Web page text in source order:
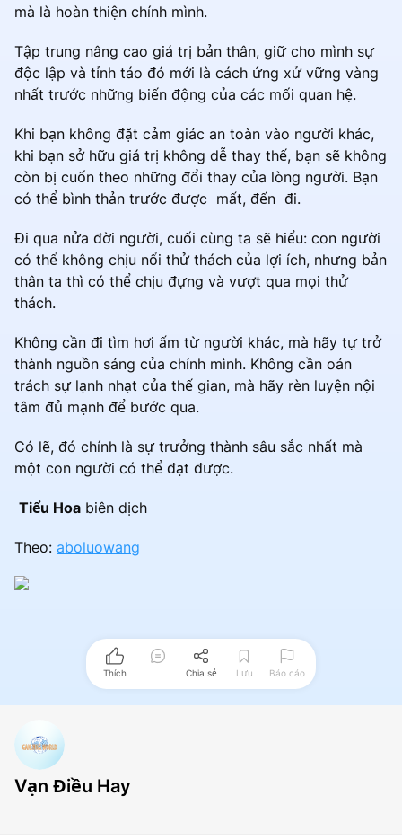
mà là hoàn thiện chính mình.
Tập trung nâng cao giá trị bản thân, giữ cho mình sự
độc lập và tỉnh táo đó mới là cách ứng xử vững vàng
nhất trước những biến động của các mối quan hệ.
Khi bạn không đặt cảm giác an toàn vào người khác,
khi bạn sở hữu giá trị không dễ thay thế, bạn sẽ không
còn bị cuốn theo những đổi thay của lòng người. Bạn
có thể bình thản trước được mất, đến đi.
Đi qua nửa đời người, cuối cùng ta sẽ hiểu: con người
có thể không chịu nổi thử thách của lợi ích, nhưng bản
thân ta thì có thể chịu đựng và vượt qua mọi thử
thách.
Không cần đi tìm hơi ấm từ người khác, mà hãy tự trở
thành nguồn sáng của chính mình. Không cần oán
trách sự lạnh nhạt của thế gian, mà hãy rèn luyện nội
tâm đủ mạnh để bước qua.
Có lẽ, đó chính là sự trưởng thành sâu sắc nhất mà
một con người có thể đạt được.
Tiểu Hoa biên dịch
Theo: aboluowang
Thích Chia sẻ Lưu Báo cáo
Vạn Điều Hay